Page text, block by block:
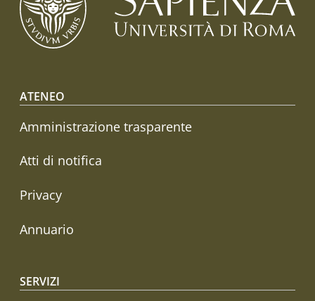
Footer menu
ATENEO
Amministrazione trasparente
Atti di notifica
Privacy
Annuario
SERVIZI